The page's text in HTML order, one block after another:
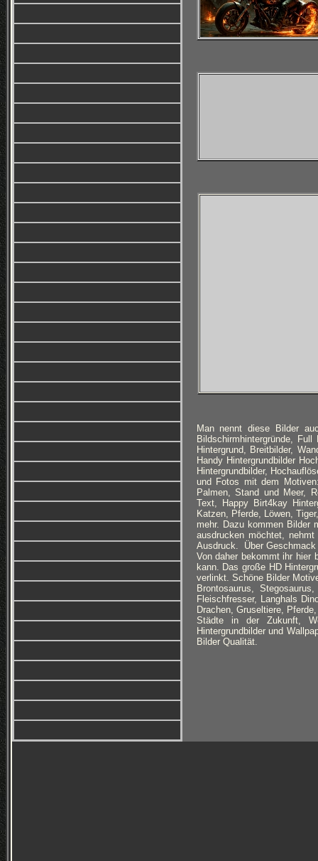
Man nennt diese Bilder
Bildschirmhintergründe,
Hintergrund, Breitbilder,
Handy Hintergrundbilder
Hintergrundbilder,
und Fotos mit dem
Palmen, Stand und Meer,
Text, Happy Birt4kay
Katzen, Pferde, Löwen,
mehr. Dazu kommen Bilder
ausdrucken möchtet,
Ausdruck. Über Geschmack
Von daher bekommt ihr hier
kann. Das große HD
verlinkt. Schöne Bilder
Brontosaurus,
Fleischfresser, Langhals
Drachen, Gruseltiere,
Städte in der Zukunft,
Hintergrundbilder und
Bilder Qualität.